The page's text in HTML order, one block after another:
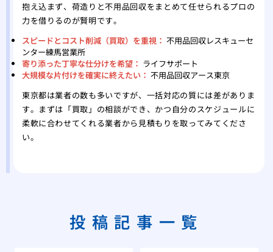
抱え込まず、荷造りと不用品回収をまとめて任せられるプロの
力を借りるのが賢明です。
スピードとコスト削減（買取）を重視： 不用品回収レスキューセ
ンター練馬営業所
寄り添った丁寧な仕分けを希望： ライフサポート
大規模な片付けを確実に終えたい： 不用品回収アース東京
東京都は業者の数も多いですが、一括対応の質には差がありま
す。まずは「買取」の相談ができ、かつ自分のスケジュールに
柔軟に合わせてくれる業者から見積もりを取ってみてくださ
い。
投稿記事一覧